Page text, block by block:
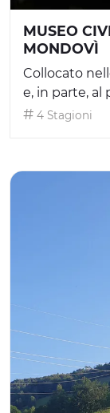
MUSEO
MONDOVÌ
Collocato
e, in parte, al
4 Stagioni